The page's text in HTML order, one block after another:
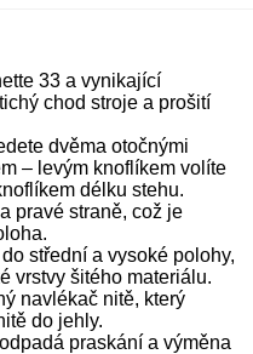
33 a vynikající
chod stroje a prošití
dvěma otočnými
– levým knoflíkem volíte
délku stehu.
pravé straně, což je
střední a vysoké polohy,
vrstvy šitého materiálu.
navlékač nitě, který
do jehly.
praskání a výměna